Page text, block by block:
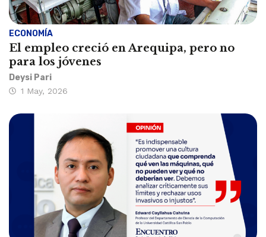
ECONOMÍA
El empleo creció en Arequipa, pero no
para los jóvenes
Deysi Pari
1 May, 2026